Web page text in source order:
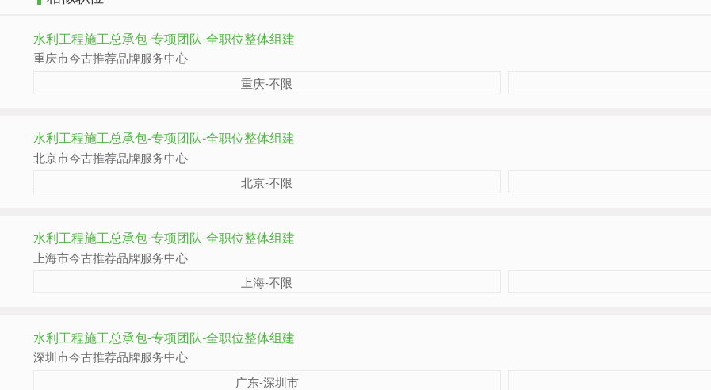
水利工程施工总承包-专项团队-全职位整体组建
重庆市今古推荐品牌服务中心
重庆-不限
水利工程施工总承包-专项团队-全职位整体组建
北京市今古推荐品牌服务中心
北京-不限
水利工程施工总承包-专项团队-全职位整体组建
上海市今古推荐品牌服务中心
上海-不限
水利工程施工总承包-专项团队-全职位整体组建
深圳市今古推荐品牌服务中心
广东-深圳市